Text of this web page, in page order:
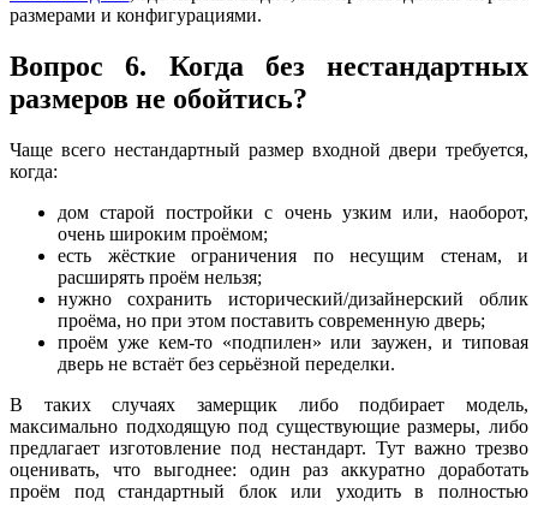
размерами и конфигурациями.
Вопрос 6. Когда без нестандартных
размеров не обойтись?
Чаще всего нестандартный размер входной двери требуется,
когда:
дом старой постройки с очень узким или, наоборот,
очень широким проёмом;
есть жёсткие ограничения по несущим стенам, и
расширять проём нельзя;
нужно сохранить исторический/дизайнерский облик
проёма, но при этом поставить современную дверь;
проём уже кем-то «подпилен» или заужен, и типовая
дверь не встаёт без серьёзной переделки.
В таких случаях замерщик либо подбирает модель,
максимально подходящую под существующие размеры, либо
предлагает изготовление под нестандарт. Тут важно трезво
оценивать, что выгоднее: один раз аккуратно доработать
проём под стандартный блок или уходить в полностью